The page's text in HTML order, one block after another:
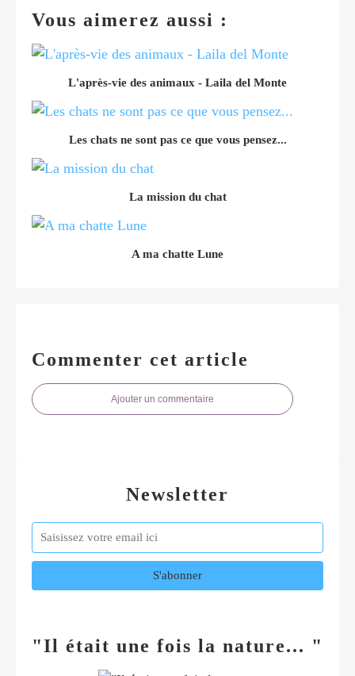
Vous aimerez aussi :
L'après-vie des animaux - Laila del Monte
Les chats ne sont pas ce que vous pensez...
La mission du chat
A ma chatte Lune
Commenter cet article
Ajouter un commentaire
Newsletter
"Il était une fois la nature... "